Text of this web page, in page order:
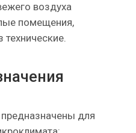
воздуха
помещения,
технические.
для